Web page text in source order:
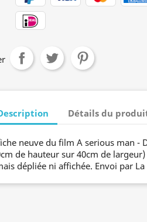
Détails du
neuve du film A serious man -
de hauteur sur 40cm de
dépliée ni affichée. Envoi par La